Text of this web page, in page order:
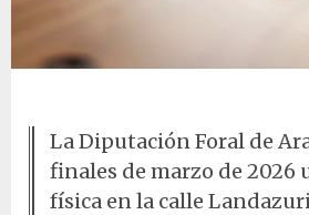
La Diputación Foral de
finales de marzo de 2026
física en la calle